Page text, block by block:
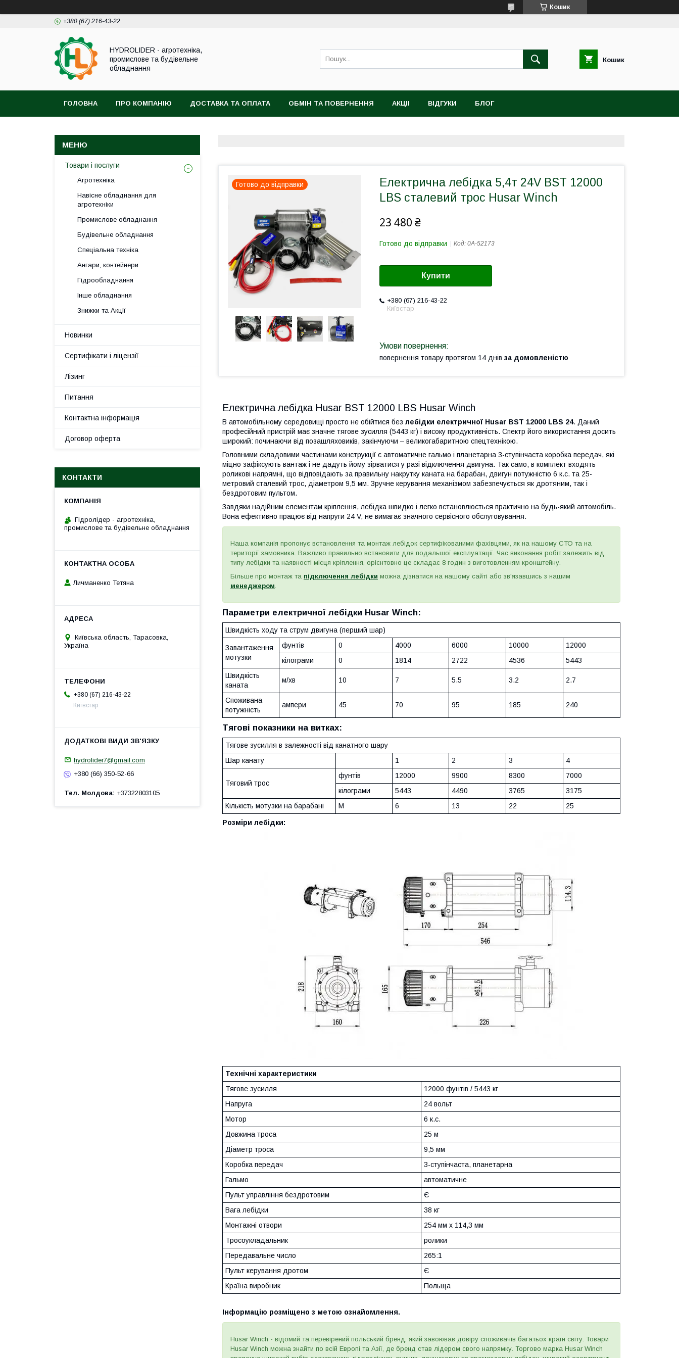
Кошик
+380 (67) 216-43-22
HYDROLIDER - агротехніка,
промислове та будівельне
обладнання
Кошик
ГОЛОВНА ПРО КОМПАНІЮ ДОСТАВКА ТА ОПЛАТА ОБМІН ТА ПОВЕРНЕННЯ АКЦІІ ВІДГУКИ БЛОГ
Готово до відправки
Електрична лебідка 5,4т 24V BST 12000
LBS сталевий трос Husar Winch
23 480 ₴
Готово до відправки Код: 0А-52173
Купити
+380 (67) 216-43-22
Київстар
повернення товару протягом 14 днів за домовленістю
Електрична лебідка Husar BST 12000 LBS Husar Winch
В автомобільному середовищі просто не обійтися без лебідки електричної Husar BST 12000 LBS 24. Даний
професійний пристрій має значне тягове зусилля (5443 кг) і високу продуктивність. Спектр його використання досить
широкий: починаючи від позашляховиків, закінчуючи – великогабаритною спецтехнікою.
Головними складовими частинами конструкції є автоматичне гальмо і планетарна 3-ступінчаста коробка передач, які
міцно зафіксують вантаж і не дадуть йому зірватися у разі відключення двигуна. Так само, в комплект входять
роликові напрямні, що відповідають за правильну накрутку каната на барабан, двигун потужністю 6 к.с. та 25-
метровий сталевий трос, діаметром 9,5 мм. Зручне керування механізмом забезпечується як дротяним, так і
бездротовим пультом.
Завдяки надійним елементам кріплення, лебідка швидко і легко встановлюється практично на будь-який автомобіль.
Вона ефективно працює від напруги 24 V, не вимагає значного сервісного обслуговування.
Наша компанія пропонує встановлення та монтаж лебідок сертифікованими фахівцями, як на нашому СТО та на
території замовника. Важливо правильно встановити для подальшої експлуатації. Час виконання робіт залежить від
типу лебідки та наявності місця кріплення, орієнтовно це складає 8 годин з виготовленням кронштейну.
Більше про монтаж та підключення лебідки можна дізнатися на нашому сайті або зв'язавшись з нашим
менеджером
Параметри електричної лебідки Husar Winch:
Швидкість ходу та струм двигуна (перший шар)
Завантаження
мотузки
фунтів 0 4000 6000 10000
12000
кілограми
0 1814 2722 4536
5443
Швидкість
каната
м/хв 10 7 5.5 3.2 2.7
Споживана
потужність
ампери 45 70 95 185 240
Тягові показники на витках:
Тягове зусилля в залежності від канатного шару
Шар канату
1 2 3 4
Тяговий трос
фунтів 12000 9900 8300
7000
кілограми
5443 4490 3765
3175
Кількість мотузки на барабані
M 6 13 22 25
Розміри лебідки:
Технічні характеристики
Тягове зусилля
12000 фунтів / 5443 кг
Напруга
24 вольт
Мотор
6 к.с.
Довжина троса
25 м
Діаметр троса
9,5 мм
Коробка передач
3-ступінчаста, планетарна
Гальмо
автоматичне
Пульт управління бездротовим
Є
Вага лебідки
38 кг
Монтажні отвори
254 мм x 114,3 мм
Тросоукладальник
ролики
Передавальне число
265:1
Пульт керування дротом
Є
Країна виробник
Польща
Інформацію розміщено з метою ознайомлення.
Husar Winch - відомий та перевірений польський бренд, який завоював довіру споживачів багатьох країн світу. Товари
Husar Winch можна знайти по всій Европі та Азії, де бренд став лідером свого напрямку. Торгово марка Husar Winch
Товари і послуги
Агротехніка
Навісне обладнання для
агротехніки
Промислове обладнання
Будівельне обладнання
Спеціальна техніка
Ангари, контейнери
Гідрообладнання
Інше обладнання
Знижки та Акції
Новинки
Сертифікати і ліцензії
Лізинг
Питання
Контактна інформація
Договор оферта
КОНТАКТИ
Гідролідер - агротехніка,
промислове та будівельне обладнання
Личманенко Тетяна
Київська область, Тарасовка,
Україна
+380 (67) 216-43-22
Київстар
hydrolider7@gmail.com
+380 (66) 350-52-66
Тел. Молдова +37322803105